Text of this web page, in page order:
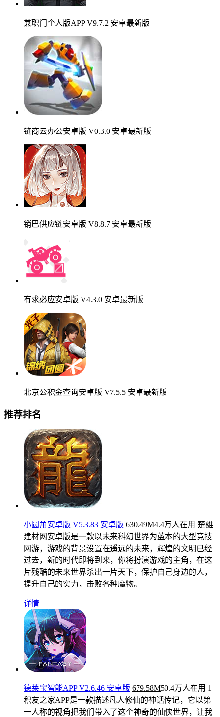
兼职门个人版APP V9.7.2 安卓最新版
链商云办公安卓版 V0.3.0 安卓最新版
销巴供应链安卓版 V8.8.7 安卓最新版
有求必应安卓版 V4.3.0 安卓最新版
北京公积金查询安卓版 V7.5.5 安卓最新版
推荐排名
小圆角安卓版 V5.3.83 安卓版 630.49M4.4万人在用 楚雄
建材网安卓版是一款以未来科幻世界为蓝本的大型竞技
网游，游戏的背景设置在遥远的未来，辉煌的文明已经
过去，新的时代即将到来，你将扮演游戏的主角，在这
片残酷的未来世界杀出一片天下，保护自己身边的人，
提升自己的实力，击败各种魔物。
详情
德莱宝智能APP V2.6.46 安卓版 679.58M50.4万人在用 1
积友之家APP是一款描述凡人修仙的神话传记，它以第
一人称的视角把我们带入了这个神奇的仙侠世界，让我